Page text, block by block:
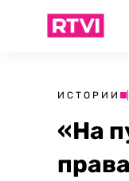
ИСТОРИИ
«На